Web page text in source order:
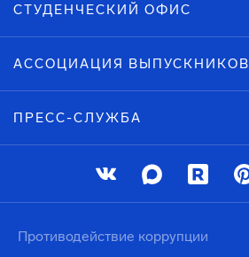
СТУДЕНЧЕСКИЙ ОФИС
АССОЦИАЦИЯ ВЫПУСКНИКОВ
ПРЕСС-СЛУЖБА
Противодействие коррупции